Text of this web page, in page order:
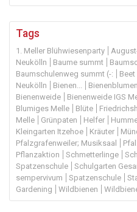
Tags
1. Meller Blühwiesenparty
Neukölln
Baume summt
Baumschulenweg summt (-:
Beet
Neukölln
Bienen...
Bienenweide
Bienenweide IGS
Blumiges Melle
Blüte
Melle
Grünpaten Helfer
Kleingarten Itzehoe
Kräuter
Pfalzgrafenweiler; Musiksaal
Pflanzaktion
Schmetterlinge
Spatzenschule
Schulgarten
sempervivum
Spatzenschule
Gardening
Wildbienen